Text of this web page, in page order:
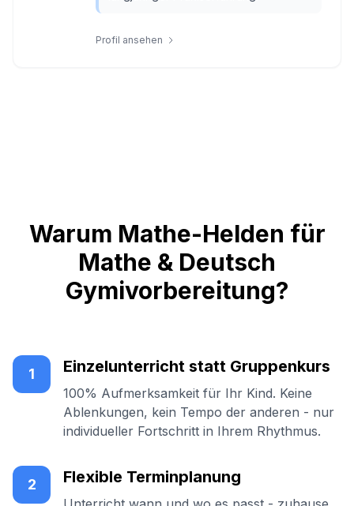
Profil ansehen
Warum Mathe-Helden für
Mathe & Deutsch
Gymivorbereitung?
1 Einzelunterricht statt Gruppenkurs
100% Aufmerksamkeit für Ihr Kind. Keine
Ablenkungen, kein Tempo der anderen - nur
individueller Fortschritt in Ihrem Rhythmus.
2 Flexible Terminplanung